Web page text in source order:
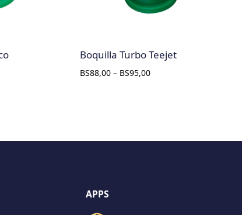
Boquilla Turbo Teejet
BS88,00 – BS95,00
APPS